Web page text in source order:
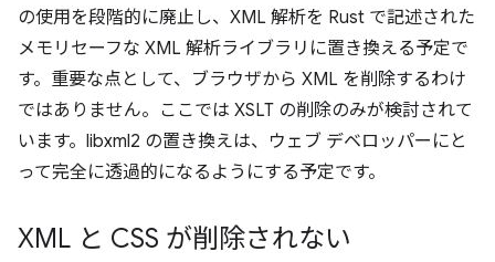
の使用を段階的に廃止し、XML 解析を Rust で記述された
メモリセーフな XML 解析ライブラリに置き換える予定で
す。重要な点として、ブラウザから XML を削除するわけ
ではありません。ここでは XSLT の削除のみが検討されて
います。libxml2 の置き換えは、ウェブ デベロッパーにと
って完全に透過的になるようにする予定です。
XML と CSS が削除されない